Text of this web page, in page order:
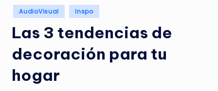
N
E
Publicado
en
AudioVisual Inspo
Las 3 tendencias de
decoración para tu
hogar